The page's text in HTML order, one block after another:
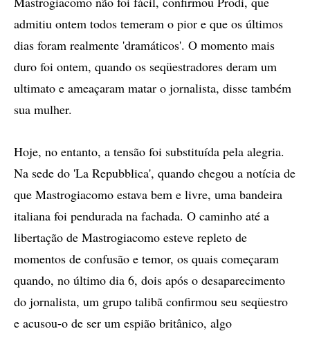
admitiu ontem todos temeram o pior e que os últimos
dias foram realmente 'dramáticos'. O momento mais
duro foi ontem, quando os seqüestradores deram um
ultimato e ameaçaram matar o jornalista, disse também
sua mulher.
Hoje, no entanto, a tensão foi substituída pela alegria.
Na sede do 'La Repubblica', quando chegou a notícia de
que Mastrogiacomo estava bem e livre, uma bandeira
italiana foi pendurada na fachada. O caminho até a
libertação de Mastrogiacomo esteve repleto de
momentos de confusão e temor, os quais começaram
quando, no último dia 6, dois após o desaparecimento
do jornalista, um grupo talibã confirmou seu seqüestro
e acusou-o de ser um espião britânico, algo